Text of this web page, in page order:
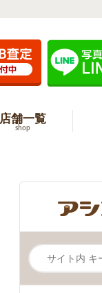
店舗一覧
shop